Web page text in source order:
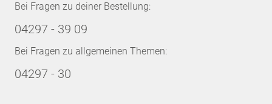
Bei Fragen zu deiner Bestellung:
04297 - 39 09
Bei Fragen zu allgemeinen Themen:
04297 - 30